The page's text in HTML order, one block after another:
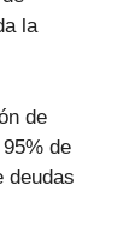
la
de
de
deudas